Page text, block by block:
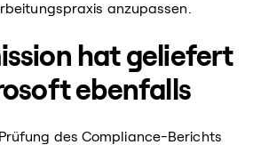
anzupassen.
hat geliefert
ebenfalls
des Compliance-Berichts